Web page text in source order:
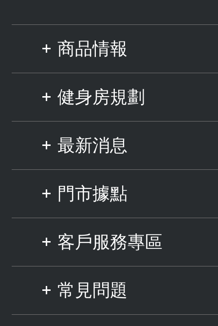
商品情報
健身房規劃
最新消息
門市據點
客戶服務專區
常見問題